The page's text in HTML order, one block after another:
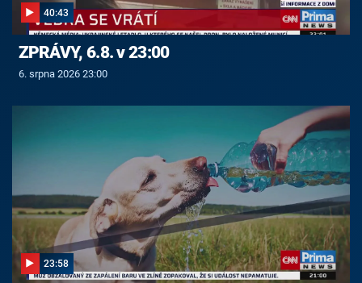
40:43
ZPRÁVY, 6.8. v 23:00
6. srpna 2026 23:00
23:58